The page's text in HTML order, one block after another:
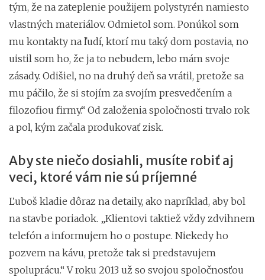
tým, že na zateplenie použijem polystyrén namiesto
vlastných materiálov. Odmietol som. Ponúkol som
mu kontakty na ľudí, ktorí mu taký dom postavia, no
uistil som ho, že ja to nebudem, lebo mám svoje
zásady. Odišiel, no na druhý deň sa vrátil, pretože sa
mu páčilo, že si stojím za svojím presvedčením a
filozofiou firmy.“ Od založenia spoločnosti trvalo rok
a pol, kým začala produkovať zisk.
Aby ste niečo dosiahli, musíte robiť aj
veci, ktoré vám nie sú príjemné
Ľuboš kladie dôraz na detaily, ako napríklad, aby bol
na stavbe poriadok. „Klientovi taktiež vždy zdvihnem
telefón a informujem ho o postupe. Niekedy ho
pozvem na kávu, pretože tak si predstavujem
spoluprácu.“ V roku 2013 už so svojou spoločnosťou